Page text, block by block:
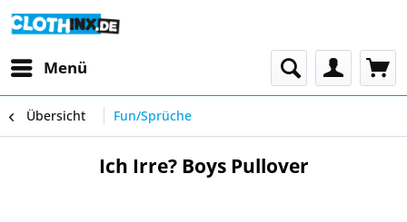
Menü
Übersicht Fun/Sprüche
Ich Irre? Boys Pullover